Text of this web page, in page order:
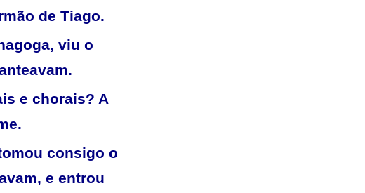
de Tiago.
viu o
e chorais? A
consigo o
e entrou